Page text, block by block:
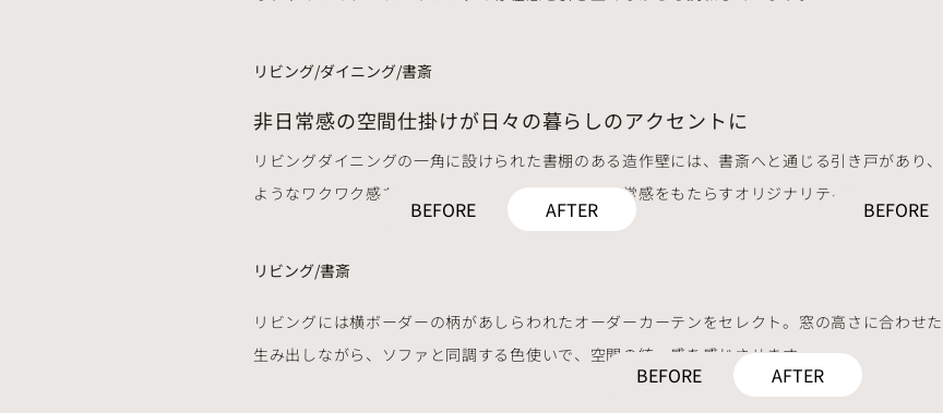
リビング/ダイニング/書斎
非日常感の空間仕掛けが日々の暮らしのアクセントに
リビングダイニングの一角に設けられた書棚のある造作壁には、書斎へと通じる引き戸があり
ようなワクワク感を演出。日々の生活の中で、非日常感をもたらすオリジナリティのある仕掛
BEFORE AFTER BEFORE
リビング/書斎
リビングには横ボーダーの柄があしらわれたオーダーカーテンをセレクト。窓の高さに合わせ
生み出しながら、ソファと同調する色使いで、空間の統一感を感じさせます。
BEFORE AFTER